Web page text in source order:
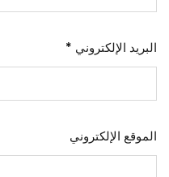
البريد الإلكتروني *
الموقع الإلكتروني